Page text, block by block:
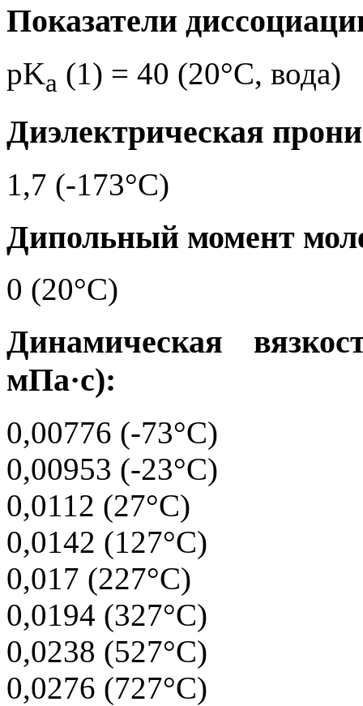
Показатели
pKa (1) = 40 (20°C, вода)
Диэлектрическая
1,7 (-173°C)
Дипольный момент
0 (20°C)
Динамическая
мПа·с):
0,00776 (-73°C)
0,00953 (-23°C)
0,0112 (27°C)
0,0142 (127°C)
0,017 (227°C)
0,0194 (327°C)
0,0238 (527°C)
0,0276 (727°C)